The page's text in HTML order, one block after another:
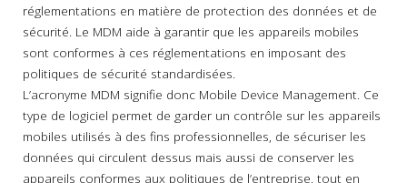
réglementations en matière de protection des données et de
sécurité. Le MDM aide à garantir que les appareils mobiles
sont conformes à ces réglementations en imposant des
politiques de sécurité standardisées.
L’acronyme MDM signifie donc Mobile Device Management. Ce
type de logiciel permet de garder un contrôle sur les appareils
mobiles utilisés à des fins professionnelles, de sécuriser les
données qui circulent dessus mais aussi de conserver les
appareils conformes aux politiques de l’entreprise, tout en